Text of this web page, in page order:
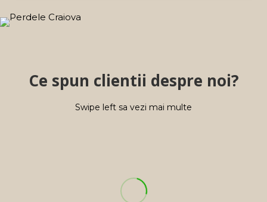
Ce spun clientii despre noi?
Swipe left sa vezi mai multe